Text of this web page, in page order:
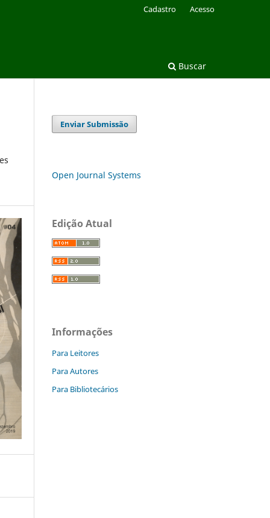
Buscar
Cadastro Acesso
Enviar Submissão
Open Journal Systems
Edição Atual
Informações
Para Leitores
Para Autores
Para Bibliotecários